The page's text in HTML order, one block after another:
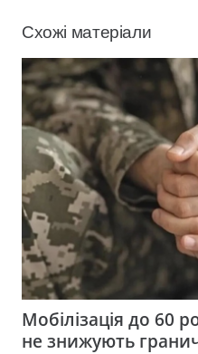
Схожі матеріали
Мобілізація до 60
не знижують